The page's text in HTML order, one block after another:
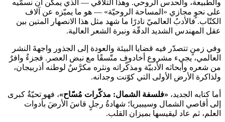
والطبيعة، والحدس الروحي. وهذا التلاقي — الذي يمكن أن نسمّيه
على نحوٍ مجازي «المساحة الروحيّة» — هو ما يميّزه عن آلاف
الكتّاب. فالأدبُ العالميّ نادرًا ما شهد مثل هذا الانصهار المتين بين
عقل المهندس الشديد الدقّة ونبرة الشعر العالية.
وفي زمنٍ تتصدّر فيه قضايا البيئة والعودة إلى الجذور واجهةَ النشر
العالمي، يجيء مشروع أخادوف متّسقًا مع نبض العصر. فجزءٌ وافرٌ
من شعره وأبحاثه الأدبيّة ومذكّراته ونثره مكرَّسٌ لوطنه أذربيجان،
ولذاكرة الأرض الأولى التي كوّنت وجدانه.
أما كتابه الجديد، «فلسفة الشمال: مذكّرات مُسّاح»، فهو تحيّةٌ كبرى
إلى أقاصي الشمال وسيبيريا؛ شهادةُ رجلٍ قاسَ الأرضَ بأدوات
العلم، ثم عاد ليقيسها بميزان القلب.